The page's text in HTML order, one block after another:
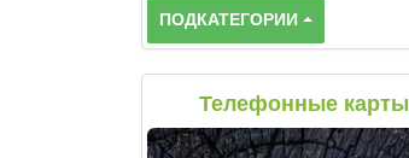
ПОДКАТЕГОРИИ
Телефонные карты